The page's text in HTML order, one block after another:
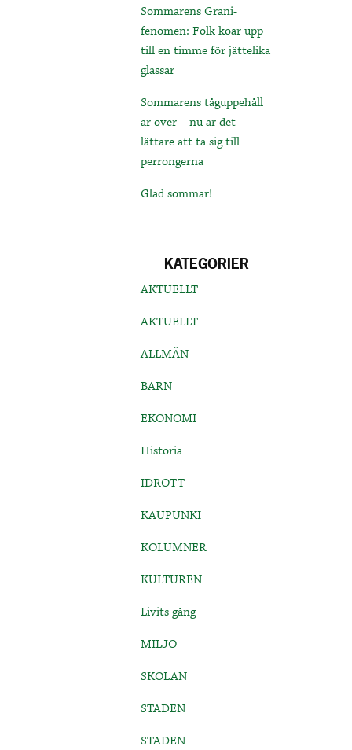
Sommarens Grani-
fenomen: Folk köar upp
till en timme för jättelika
glassar
Sommarens tåguppehåll
är över – nu är det
lättare att ta sig till
perrongerna
Glad sommar!
KATEGORIER
AKTUELLT
AKTUELLT
ALLMÄN
BARN
EKONOMI
Historia
IDROTT
KAUPUNKI
KOLUMNER
KULTUREN
Livits gång
MILJÖ
SKOLAN
STADEN
STADEN